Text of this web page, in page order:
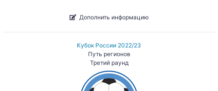
Дополнить информацию
Кубок России 2022/23
Путь регионов
Третий раунд